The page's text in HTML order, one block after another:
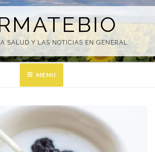
SALUD Y LAS NOTICIAS EN GENERAL
MENU